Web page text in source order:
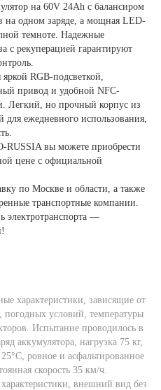
на 60V 24Ah с балансиром
на одном заряде, а мощная LED-
темноте. Надежные
с рекуперацией гарантируют
RGB-подсветкой,
привод и удобной NFC-
Легкий, но прочный корпус из
ежедневного использования,
RUSSIA вы можете приобрести
цене с официальной
по Москве и области, а также
транспортные компании.
электротранспорта —
характеристики, зависящие от
погодных условий, температуры
Испытание проводилось в
аккумулятора, нагрузка 75 кг,
ровное и асфальтированное
скорость 35 км/ч.
внешний вид без